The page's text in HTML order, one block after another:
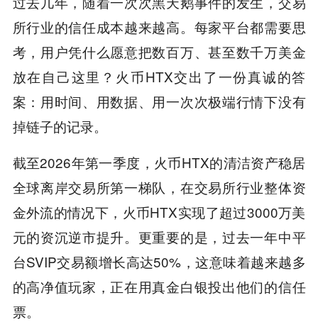
所行业的信任成本越来越高。每家平台都需要思
考，用户凭什么愿意把数百万、甚至数千万美金
放在自己这里？火币HTX交出了一份真诚的答
案：用时间、用数据、用一次次极端行情下没有
掉链子的记录。
截至2026年第一季度，火币HTX的清洁资产稳居
全球离岸交易所第一梯队，在交易所行业整体资
金外流的情况下，火币HTX实现了超过3000万美
元的资沉逆市提升。更重要的是，过去一年中平
台SVIP交易额增长高达50%，这意味着越来越多
的高净值玩家，正在用真金白银投出他们的信任
票。